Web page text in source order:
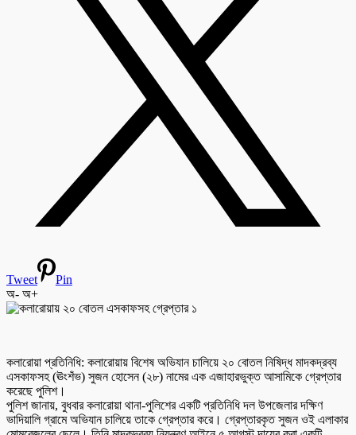
Tweet
Pin
অ- অ+
কলারোয়া প্রতিনিধি: কলারোয়ায় বিশেষ অভিযান চালিয়ে ২০ বোতল নিষিদ্ধ মাদকদ্রব্য
এসকাফসহ (ঊংশঁভ) সুজন হোসেন (২৮) নামের এক এজাহারভুক্ত আসামিকে গ্রেপ্তার
করেছে পুলিশ।
পুলিশ জানায়, বুধবার কলারোয়া থানা-পুলিশের একটি প্রতিনিধি দল উপজেলার দক্ষিণ
ভাদিয়ালি গ্রামে অভিযান চালিয়ে তাকে গ্রেপ্তার করে। গ্রেপ্তারকৃত সুজন ওই এলাকার